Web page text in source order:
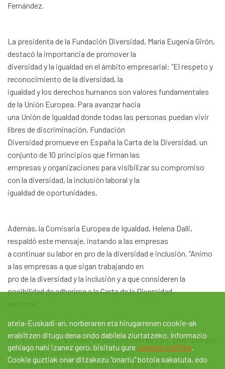
Fernández.
La presidenta de la Fundación Diversidad, María Eugenia Girón,
destacó la importancia de promover la
diversidad y la igualdad en el ámbito empresarial: “El respeto y
reconocimiento de la diversidad, la
igualdad y los derechos humanos son valores fundamentales
de la Unión Europea. Para avanzar hacia
una Unión de Igualdad donde todas las personas puedan vivir
libres de discriminación, Fundación
Diversidad promueve en España la Carta de la Diversidad, un
conjunto de 10 principios que firman las
empresas y organizaciones para visibilizar su compromiso
con la diversidad, la inclusión laboral y la
igualdad de oportunidades.
Además, la Comisaria Europea de Igualdad, Helena Dalli,
respaldó este mensaje, instando a las empresas
a continuar su labor en pro de la diversidad e inclusión. “Animo
a las empresas a que sigan trabajando en
pro de la diversidad y la inclusión y a que consideren la
posibilidad de adherirse a la Carta de la Diversidad
FETEIA-OLTRA, a través de su Comisión de ESG, presidida por
Marc Porta y con Marisa Moreno como
vicepresidenta, lleva ya tiempo trabajando en diversas
ateia-Euskadi-an, norberaren eta hirugarrenen cookie-ak
erabiltzen ditugu dena ondo dabilela ziurtatzeko. Informazio
gehiago nahi izanez gero, bisitatu gure cookien politika.
Cookie guztiak onar ditzakezu "onartu" botoia sakatuta, edo